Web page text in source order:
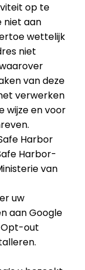
op te
niet aan
wettelijk
niet
van deze
verwerken
wijze en voor
Harbor
Harbor-
van
uw
aan Google
Opt-out